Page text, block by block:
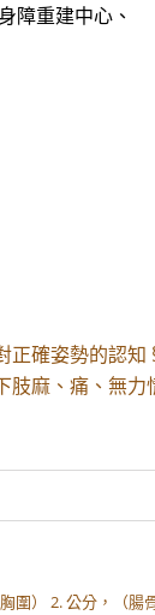
障重建中心、
正確姿勢的認知
肢麻、痛、無
圍） 2. 公分，（腸骨